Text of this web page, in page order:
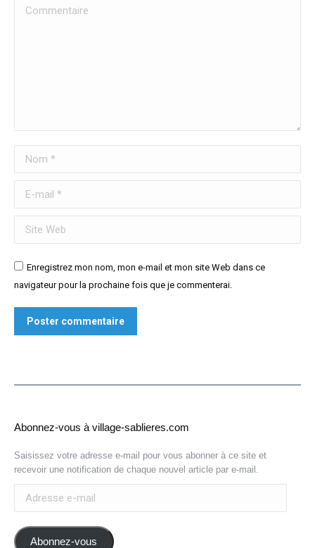
Commentaire
Nom *
E-mail *
Site Web
Enregistrez mon nom, mon e-mail et mon site Web dans ce
navigateur pour la prochaine fois que je commenterai.
Poster commentaire
Abonnez-vous à village-sablieres.com
Saisissez votre adresse e-mail pour vous abonner à ce site et
recevoir une notification de chaque nouvel article par e-mail.
Abonnez-vous